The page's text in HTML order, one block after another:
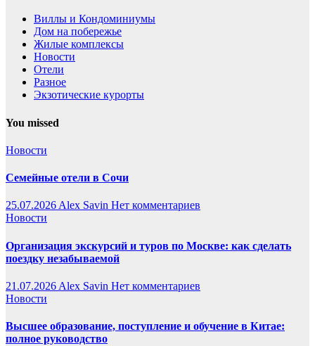
Виллы и Кондоминиумы
Дом на побережье
Жилые комплексы
Новости
Отели
Разное
Экзотические курорты
You missed
Новости
Семейные отели в Сочи
25.07.2026Alex Savin Нет комментариев
Новости
Организация экскурсий и туров по Москве: как сделать
поездку незабываемой
21.07.2026 Alex Savin Нет комментариев
Новости
Высшее образование, поступление и обучение в Китае:
полное руководство